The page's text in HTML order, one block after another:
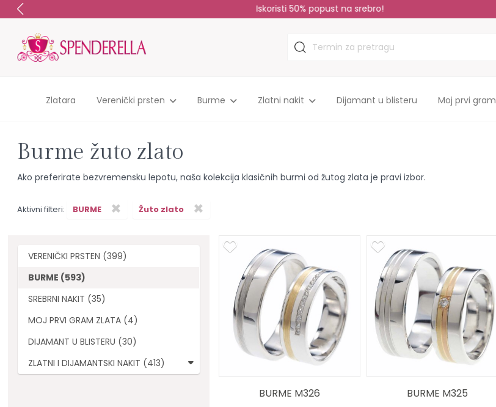
Sopstvena proizvodnja, do 35% niže cene!
Zlatara Verenički prsten Burme Zlatni nakit Dijamant u blisteru Moj prvi gram
Burme žuto zlato
Ako preferirate bezvremensku lepotu, naša kolekcija klasičnih burmi od žutog zlata je pravi izbor.
Aktivni filteri: ×
BURME ×
Žuto zlato
VERENIČKI PRSTEN (399)
BURME (593)
SREBRNI NAKIT (35)
MOJ PRVI GRAM ZLATA (4)
DIJAMANT U BLISTERU (30)
ZLATNI I DIJAMANTSKI NAKIT (413)
BURME M326 BURME M325